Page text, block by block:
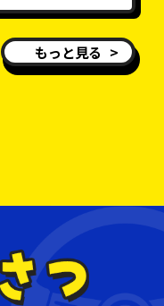
もっと見る